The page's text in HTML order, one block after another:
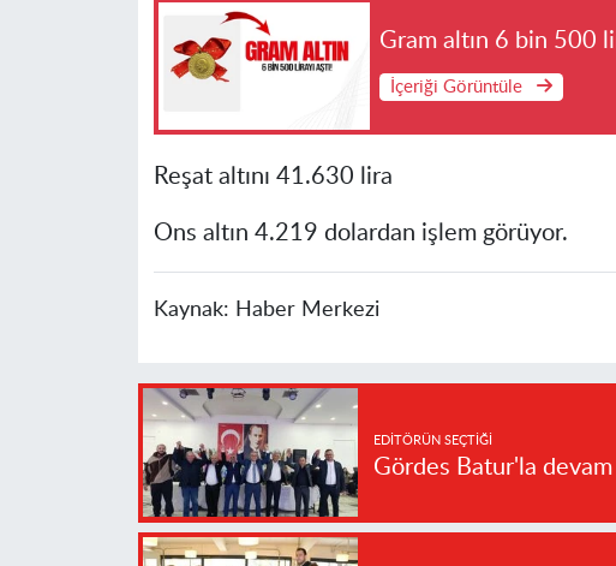
Gram altın 6 bin 500
İçeriği Görüntüle
Reşat altını 41.630 lira
Ons altın 4.219 dolardan işlem görüyor.
Kaynak: Haber Merkezi
EDITÖRÜN SEÇTIĞI
Gördes Batur'la